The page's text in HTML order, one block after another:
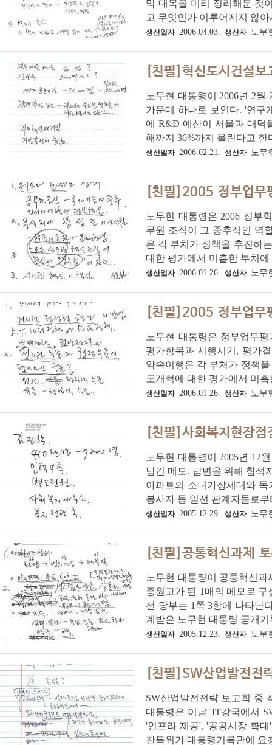
막 대목을 미리 정리해둔 것
고 무엇인가 이루어지지 않
생산일자 2006.04.03. 생산자 노무
[친필]혁신도시건설보
노무현 대통령이 2006년 2
가운데 하나로 보인다. '연구
에 R&D 예산이 서울과 대덕
해까지 36%까지 올린다고 한
생산일자 2006.02.21. 생산자 노무
[친필]2005 정부업무
노무현 대통령은 2006 정부
무원 조직이 그 중추적인 역
은 각 부처가 정책을 추진하
대한 평가에서 미흡한 부처
생산일자 2006.01.26. 생산자 노무
[친필]2005 정부업무
노무현 대통령은 정부업무
평가항목과 시행시기, 평가
약속이행은 각 부처가 정책
도개혁에 대한 평가에서 미
생산일자 2006.01.26. 생산자 노무
[친필]사회복지현장
노무현 대통령이 2005년 12
남긴 메모. 답변을 위해 참석
아파트의 소녀가장세대와
봉사자 등 일선 관계자들로
생산일자 2005.12.29. 생산자 노무
[친필]공통혁신과제
노무현 대통령이 공통혁신
종원고가 된 1매의 메모로
선 당부는 1쪽 3항에 나타난
계받은 노무현 대통령 공개기
생산일자 2005.12.23. 생산자 노무
[친필]SW산업발전전
SW산업발전전략 보고회 중
대통령은 이날 'IT강국에서
'인프라 제공', '공공시장 확
찬특위가 대통령기록관에 요